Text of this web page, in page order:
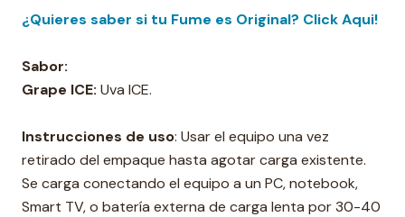
¿Quieres saber si tu Fume es Original? Click Aqui!
Sabor:
Grape ICE: Uva ICE.
Instrucciones de uso: Usar el equipo una vez
retirado del empaque hasta agotar carga existente.
Se carga conectando el equipo a un PC, notebook,
Smart TV, o batería externa de carga lenta por 30-40